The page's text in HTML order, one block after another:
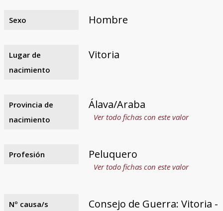
Sexo Hombre
Lugar de
nacimiento
Vitoria
Provincia de
nacimiento
Álava/Araba
Ver todo fichas con este valor
Profesión Peluquero
Ver todo fichas con este valor
Nº causa/s
Consejo de Guerra: Vitoria -